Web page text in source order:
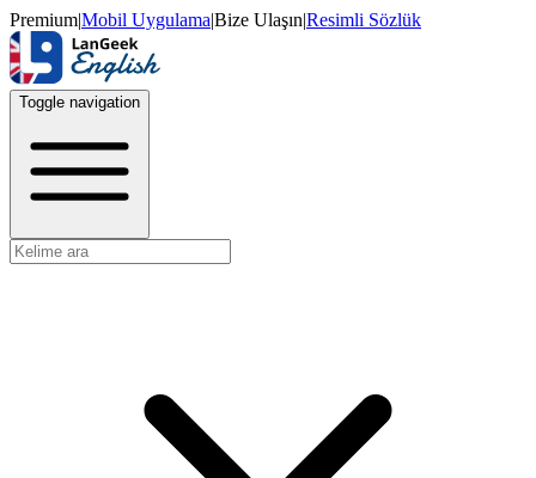
Premium|Mobil Uygulama|Bize Ulaşın|Resimli Sözlük
Toggle navigation